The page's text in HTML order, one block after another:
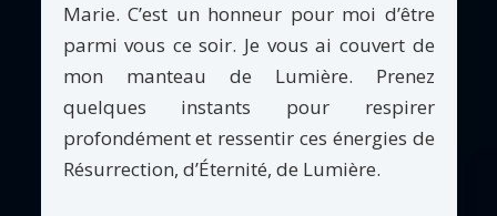
Marie. C’est un honneur pour moi d’être
parmi vous ce soir. Je vous ai couvert de
mon manteau de Lumière. Prenez
quelques instants pour respirer
profondément et ressentir ces énergies de
Résurrection, d’Éternité, de Lumière.